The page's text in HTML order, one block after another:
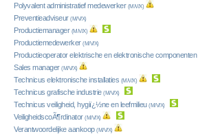
Polyvalent administratief medewerker (M/V/X)
Preventieadviseur (M/V/X)
Productiemanager (M/V/X)
Productiemedewerker (M/V/X)
Productieoperator elektrische en elektronische componenten
Sales manager (M/V/X)
Technicus elektronische installaties (M/V/X)
Technicus grafische industrie (M/V/X)
Technicus veiligheid, hygiï¿½ne en leefmilieu (M/V/X)
VeiligheidscoÃ¶rdinator (M/V/X)
Verantwoordelijke aankoop (M/V/X)